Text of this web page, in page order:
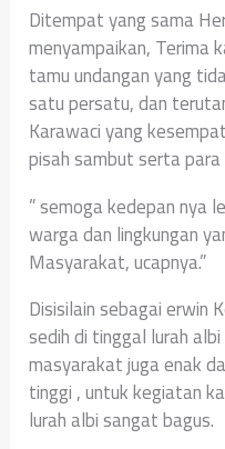
Ditempat yang sama
menyampaikan, Terima
tamu undangan yang
satu persatu, dan
Karawaci yang
pisah sambut serta
” semoga kedepan nya
warga dan lingkungan
Masyarakat, ucapnya.”
Disisilain sebagai erwin
sedih di tinggal lurah
masyarakat juga enak
tinggi , untuk kegiatan
lurah albi sangat bagus.